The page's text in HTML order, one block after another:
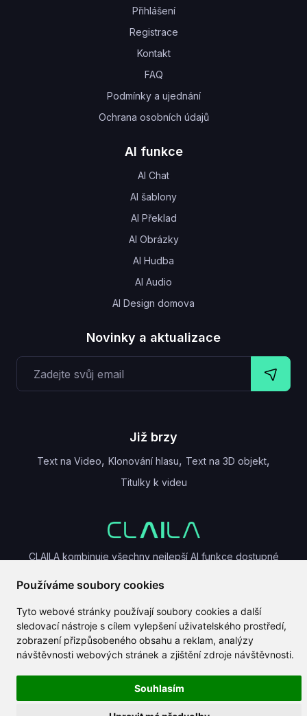
Používáme soubory cookies
Tyto webové stránky používají soubory cookies a další
sledovací nástroje s cílem vylepšení uživatelského prostředí,
zobrazení přizpůsobeného obsahu a reklam, analýzy
návštěvnosti webových stránek a zjištění zdroje návštěvnosti.
Souhlasím
Přihlášení
Registrace
Kontakt
FAQ
Podmínky a ujednání
Ochrana osobních údajů
AI funkce
AI Chat
AI šablony
AI Překlad
AI Obrázky
AI Hudba
AI Audio
AI Design domova
Novinky a aktualizace
Již brzy
Text na Video, Klonování hlasu, Text na 3D objekt,
Titulky k videu
CLAILA kombinuje všechny nejlepší AI funkce dostupné
Autorská práva 2024-2026CLAILA